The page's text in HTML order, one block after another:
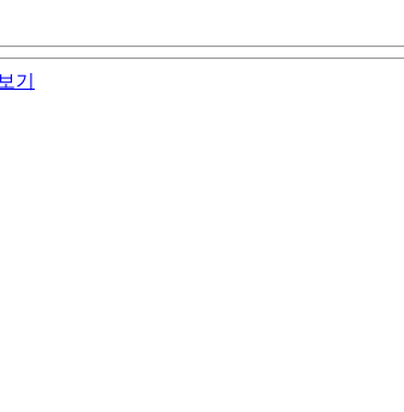
기